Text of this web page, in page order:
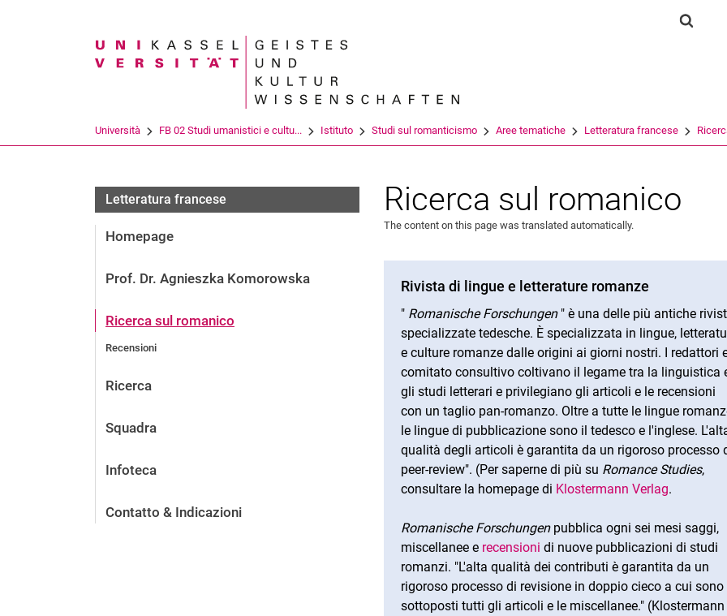
Jump directly to: content
Jump directly to: search
Jump directly to: main
Search term
Università FB 02 Studi umanistici e cultu... Istituto Studi sul romanticismo Aree tematiche Letteratura francese
Letteratura francese
Homepage
Prof. Dr. Agnieszka Komorowska
Ricerca sul romanico
Recensioni
Ricerca
Squadra
Infoteca
Contatto & Indicazioni
Ricerca sul romanico
The content on this page was translated automatically.
Rivista di lingue e letterature romanze
" Romanische Forschungen" è una delle più antiche
specializzate tedesche. È specializzata in lingue,
e culture romanze dalle origini ai giorni nostri. I redattori
comitato consultivo coltivano il legame tra la linguistica
gli studi letterari e privilegiano gli articoli e le recensioni
con un taglio pan-romanzo. Oltre a tutte le lingue
le lingue di pubblicazione sono il tedesco e l'inglese.
qualità degli articoli è garantita da un rigoroso processo
peer-review". (Per saperne di più su Romance Studies,
consultare la homepage di Klostermann Verlag.
Romanische Forschungenpubblica ogni sei mesi saggi,
miscellanee e recensioni di nuove pubblicazioni di studi
romanzi. "L'alta qualità dei contributi è garantita da un
rigoroso processo di revisione in doppio cieco a cui sono
sottoposti tutti gli articoli e le miscellanee." (Klostermann